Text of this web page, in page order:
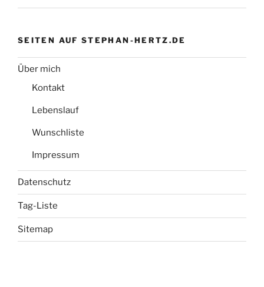
SEITEN AUF STEPHAN-HERTZ.DE
Über mich
Kontakt
Lebenslauf
Wunschliste
Impressum
Datenschutz
Tag-Liste
Sitemap